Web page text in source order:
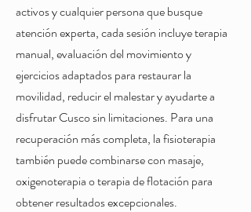
activos y cualquier persona que busque
atención experta, cada sesión incluye terapia
manual, evaluación del movimiento y
ejercicios adaptados para restaurar la
movilidad, reducir el malestar y ayudarte a
disfrutar Cusco sin limitaciones. Para una
recuperación más completa, la fisioterapia
también puede combinarse con masaje,
oxigenoterapia o terapia de flotación para
obtener resultados excepcionales.